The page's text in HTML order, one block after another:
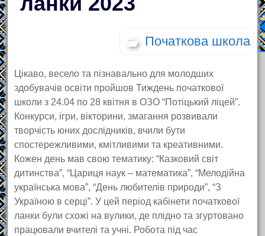
Початкова школа
Цікаво, весело та пізнавально для молодших
здобувачів освіти пройшов Тиждень початкової
школи з 24.04 по 28 квітня в ОЗО “Потіцький ліцей”.
Конкурси, ігри, вікторини, змагання розвивали
творчість юних дослідників, вчили бути
спостережливими, кмітливими та креативними.
Кожен день мав свою тематику: “Казковий світ
дитинства”, “Цариця наук – математика”, “Мелодійна
українська мова”, “День любителів природи”, “З
Україною в серці”. У цей період кабінети початкової
ланки були схожі на вулики, де плідно та згуртовано
працювали вчителі та учні. Робота під час